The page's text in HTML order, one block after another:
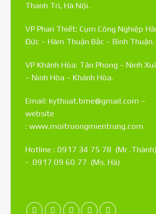
Thanh Trì, Hà Nội.
VP Phan Thiết: Cụm Công Nghiệp
Đức – Hàm Thuận Bắc – Bình Thuận.
VP Khánh Hòa: Tân Phong – Ninh
– Ninh Hòa – Khánh Hòa.
Email: kythuat.bme@gmail.com –
website
: www.moitruongmientrung.com
Hotline : 0917 34 75 78 (Mr .Thành)
- 0917 09 60 77 (Ms. Hà)